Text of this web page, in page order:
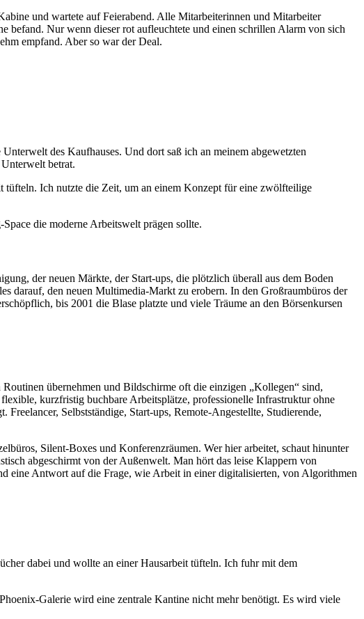
und wartete auf Feierabend. Alle Mitarbeiterinnen und Mitarbeiter
befand. Nur wenn dieser rot aufleuchtete und einen schrillen Alarm von sich
empfand. Aber so war der Deal.
des Kaufhauses. Und dort saß ich an meinem abgewetzten
betrat.
tüfteln. Ich nutzte die Zeit, um an einem Konzept für eine zwölfteilige
die moderne Arbeitswelt prägen sollte.
der neuen Märkte, der Start-ups, die plötzlich überall aus dem Boden
darauf, den neuen Multimedia-Markt zu erobern. In den Großraumbüros der
bis 2001 die Blase platzte und viele Träume an den Börsenkursen
übernehmen und Bildschirme oft die einzigen „Kollegen“ sind,
kurzfristig buchbare Arbeitsplätze, professionelle Infrastruktur ohne
Selbstständige, Start-ups, Remote-Angestellte, Studierende,
Silent-Boxes und Konferenzräumen. Wer hier arbeitet, schaut hinunter
abgeschirmt von der Außenwelt. Man hört das leise Klappern von
eine Antwort auf die Frage, wie Arbeit in einer digitalisierten, von Algorithmen
dabei und wollte an einer Hausarbeit tüfteln. Ich fuhr mit dem
Galerie wird eine zentrale Kantine nicht mehr benötigt. Es wird viele